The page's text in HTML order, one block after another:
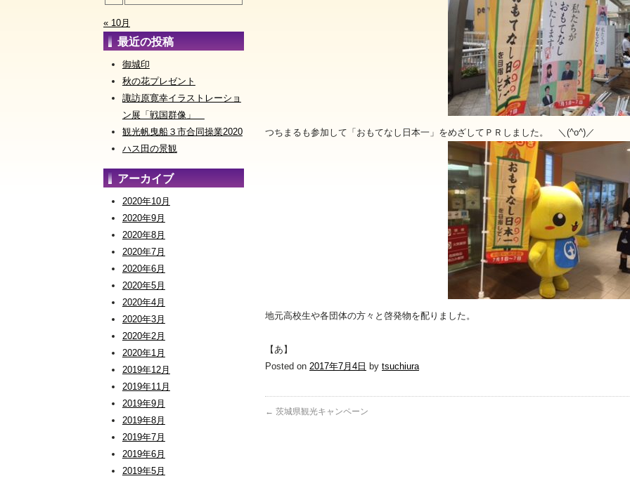
« 10月
最近の投稿
御城印
秋の花プレゼント
諏訪原寛幸イラストレーショ
ン展「戦国群像」
観光帆曳船３市合同操業2020
ハス田の景観
アーカイブ
2020年10月
2020年9月
2020年8月
2020年7月
2020年6月
2020年5月
2020年4月
2020年3月
2020年2月
2020年1月
2019年12月
2019年11月
2019年9月
2019年8月
2019年7月
2019年6月
2019年5月
つちまるも参加して「おもてなし日本一」をめざしてＰＲしました。 ＼(^o^)／
地元高校生や各団体の方々と啓発物を配りました。
【あ】
Posted on 2017年7月4日 by tsuchiura
← 茨城県観光キャンペーン